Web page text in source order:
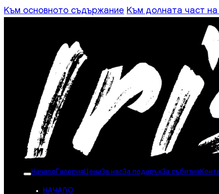
Към основното съдържание Към долната част
Начало Галерия ЦениЗа насЗа подаръкЗа събития
НАЧАЛО